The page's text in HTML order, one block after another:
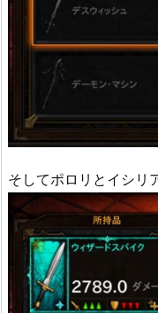
そしてポロリとイシリ